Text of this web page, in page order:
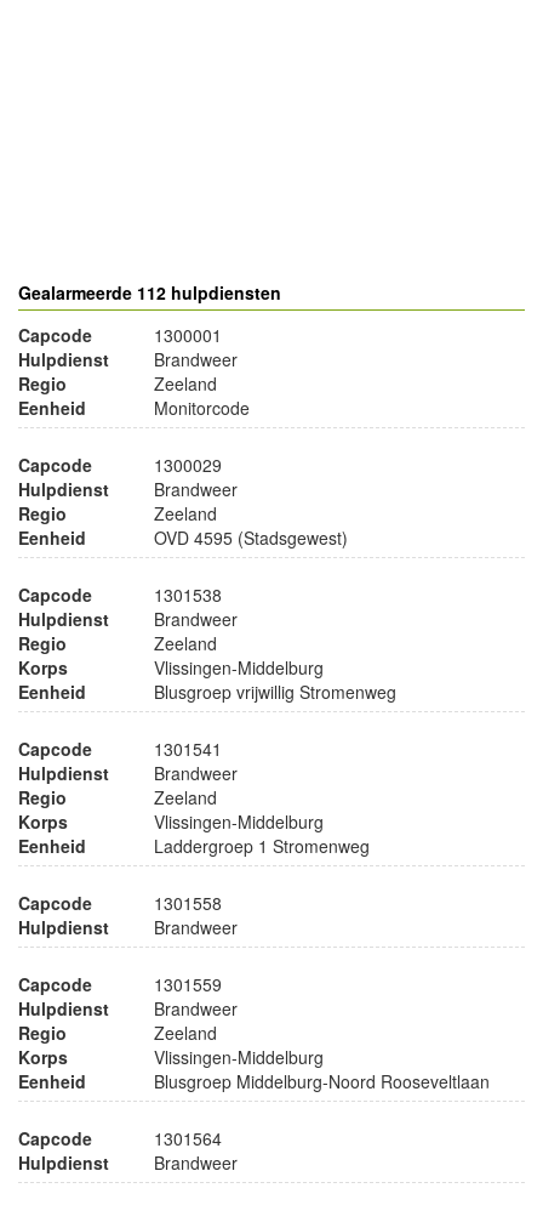
Gealarmeerde 112 hulpdiensten
Capcode
1300001
Hulpdienst
Brandweer
Regio
Zeeland
Eenheid
Monitorcode
Capcode
1300029
Hulpdienst
Brandweer
Regio
Zeeland
Eenheid
OVD 4595 (Stadsgewest)
Capcode
1301538
Hulpdienst
Brandweer
Regio
Zeeland
Korps
Vlissingen-Middelburg
Eenheid
Blusgroep vrijwillig Stromenweg
Capcode
1301541
Hulpdienst
Brandweer
Regio
Zeeland
Korps
Vlissingen-Middelburg
Eenheid
Laddergroep 1 Stromenweg
Capcode
1301558
Hulpdienst
Brandweer
Capcode
1301559
Hulpdienst
Brandweer
Regio
Zeeland
Korps
Vlissingen-Middelburg
Eenheid
Blusgroep Middelburg-Noord Rooseveltlaan
Capcode
1301564
Hulpdienst
Brandweer